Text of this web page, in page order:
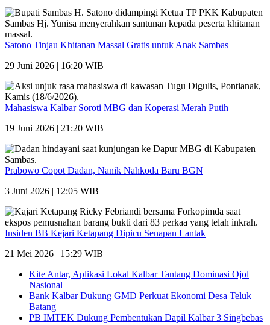
Satono Tinjau Khitanan Massal Gratis untuk Anak Sambas
29 Juni 2026 | 16:20 WIB
Mahasiswa Kalbar Soroti MBG dan Koperasi Merah Putih
19 Juni 2026 | 21:20 WIB
Prabowo Copot Dadan, Nanik Nahkoda Baru BGN
3 Juni 2026 | 12:05 WIB
Insiden BB Kejari Ketapang Dipicu Senapan Lantak
21 Mei 2026 | 15:29 WIB
Kite Antar, Aplikasi Lokal Kalbar Tantang Dominasi Ojol
Nasional
Bank Kalbar Dukung GMD Perkuat Ekonomi Desa Teluk
Batang
PB IMTEK Dukung Pembentukan Dapil Kalbar 3 Singbebas